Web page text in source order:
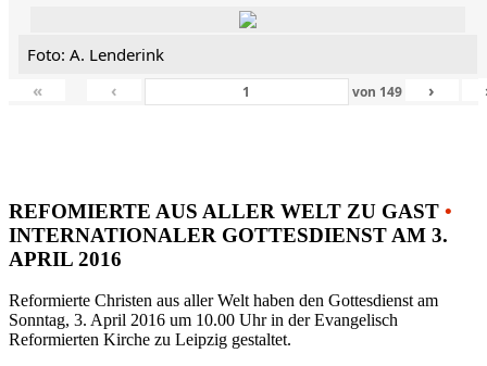
Foto: A. Lenderink
«
‹ von 149 ›
REFOMIERTE AUS ALLER WELT ZU GAST •
INTERNATIONALER GOTTESDIENST AM 3.
APRIL 2016
Reformierte Christen aus aller Welt haben den Gottesdienst am
Sonntag, 3. April 2016 um 10.00 Uhr in der Evangelisch
Reformierten Kirche zu Leipzig gestaltet.